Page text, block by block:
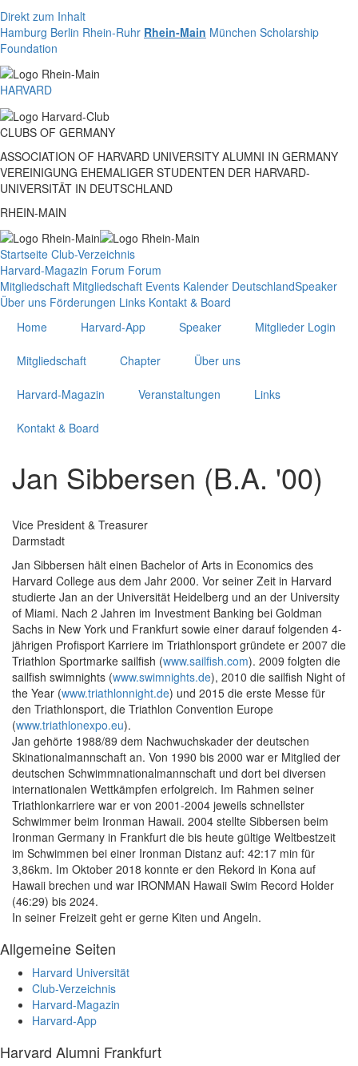
Direkt zum Inhalt
Hamburg Berlin Rhein-Ruhr Rhein-Main München Scholarship
Foundation
HARVARD
CLUBS OF GERMANY
ASSOCIATION OF HARVARD UNIVERSITY ALUMNI IN GERMANY
VEREINIGUNG EHEMALIGER STUDENTEN DER HARVARD-
UNIVERSITÄT IN DEUTSCHLAND
RHEIN-MAIN
Startseite Club-Verzeichnis
Harvard-Magazin Forum Forum
Mitgliedschaft Mitgliedschaft Events Kalender DeutschlandSpeaker
Über uns Förderungen Links Kontakt & Board
Home
Harvard-App Speaker Mitglieder Login
Mitgliedschaft Chapter Über uns
Harvard-Magazin Veranstaltungen Links
Kontakt & Board
Jan Sibbersen (B.A. '00)
Vice President & Treasurer
Darmstadt
Jan Sibbersen hält einen Bachelor of Arts in Economics des
Harvard College aus dem Jahr 2000. Vor seiner Zeit in Harvard
studierte Jan an der Universität Heidelberg und an der University
of Miami. Nach 2 Jahren im Investment Banking bei Goldman
Sachs in New York und Frankfurt sowie einer darauf folgenden 4-
jährigen Profisport Karriere im Triathlonsport gründete er 2007 die
Triathlon Sportmarke sailfish (www.sailfish.com). 2009 folgten die
sailfish swimnights (www.swimnights.de), 2010 die sailfish Night of
the Year (www.triathlonnight.de) und 2015 die erste Messe für
den Triathlonsport, die Triathlon Convention Europe
(www.triathlonexpo.eu).
Jan gehörte 1988/89 dem Nachwuchskader der deutschen
Skinationalmannschaft an. Von 1990 bis 2000 war er Mitglied der
deutschen Schwimmnationalmannschaft und dort bei diversen
internationalen Wettkämpfen erfolgreich. Im Rahmen seiner
Triathlonkarriere war er von 2001-2004 jeweils schnellster
Schwimmer beim Ironman Hawaii. 2004 stellte Sibbersen beim
Ironman Germany in Frankfurt die bis heute gültige Weltbestzeit
im Schwimmen bei einer Ironman Distanz auf: 42:17 min für
3,86km. Im Oktober 2018 konnte er den Rekord in Kona auf
Hawaii brechen und war IRONMAN Hawaii Swim Record Holder
(46:29) bis 2024.
In seiner Freizeit geht er gerne Kiten und Angeln.
Allgemeine Seiten
Harvard Universität
Club-Verzeichnis
Harvard-Magazin
Harvard-App
Harvard Alumni Frankfurt